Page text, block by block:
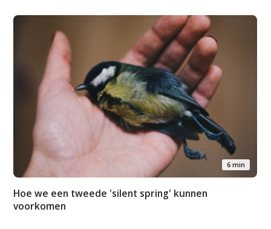
6 min
Hoe we een tweede 'silent spring' kunnen
voorkomen